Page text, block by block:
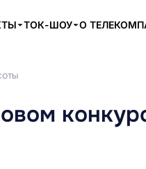
ТОК-ШОУ О